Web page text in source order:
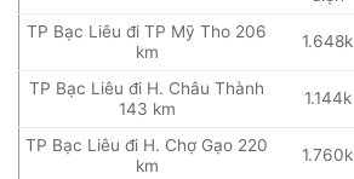
TP Bạc Liêu đi TP Mỹ Tho 206
km
1.648k
TP Bạc Liêu đi H. Châu Thành
143 km
1.144k
TP Bạc Liêu đi H. Chợ Gạo 220
km
1.760k